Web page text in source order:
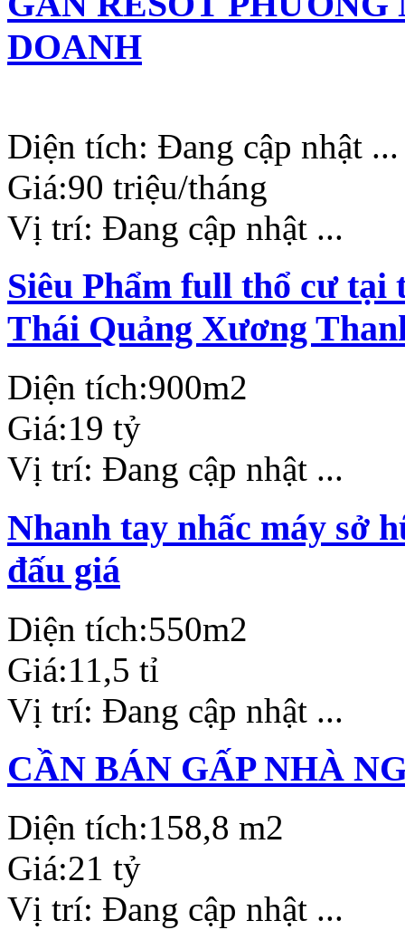
DOANH
Diện tích: Đang cập nhật ...
Giá:90 triệu/tháng
Vị trí: Đang cập nhật ...
Siêu Phẩm full thổ cư
Thái Quảng Xương
Diện tích:900m2
Giá:19 tỷ
Vị trí: Đang cập nhật ...
Nhanh tay nhấc máy sở
đấu giá
Diện tích:550m2
Giá:11,5 tỉ
Vị trí: Đang cập nhật ...
CẦN BÁN GẤP NHÀ
Diện tích:158,8 m2
Giá:21 tỷ
Vị trí: Đang cập nhật ...